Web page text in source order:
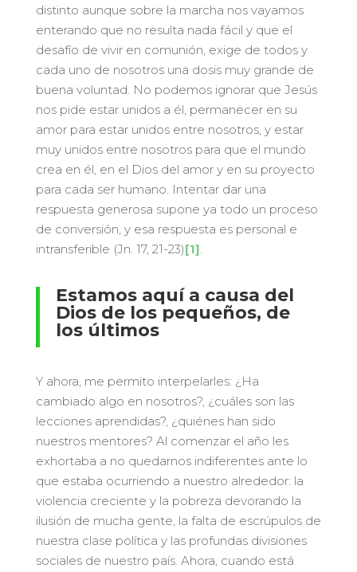
distinto aunque sobre la marcha nos vayamos
enterando que no resulta nada fácil y que el
desafío de vivir en comunión, exige de todos y
cada uno de nosotros una dosis muy grande de
buena voluntad. No podemos ignorar que Jesús
nos pide estar unidos a él, permanecer en su
amor para estar unidos entre nosotros, y estar
muy unidos entre nosotros para que el mundo
crea en él, en el Dios del amor y en su proyecto
para cada ser humano. Intentar dar una
respuesta generosa supone ya todo un proceso
de conversión, y esa respuesta es personal e
intransferible (Jn. 17, 21-23)[1].
Estamos aquí a causa del
Dios de los pequeños, de
los últimos
Y ahora, me permito interpelarles: ¿Ha
cambiado algo en nosotros?, ¿cuáles son las
lecciones aprendidas?, ¿quiénes han sido
nuestros mentores? Al comenzar el año les
exhortaba a no quedarnos indiferentes ante lo
que estaba ocurriendo a nuestro alrededor: la
violencia creciente y la pobreza devorando la
ilusión de mucha gente, la falta de escrúpulos de
nuestra clase política y las profundas divisiones
sociales de nuestro país. Ahora, cuando está